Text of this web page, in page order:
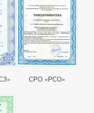
СРО «РСО»